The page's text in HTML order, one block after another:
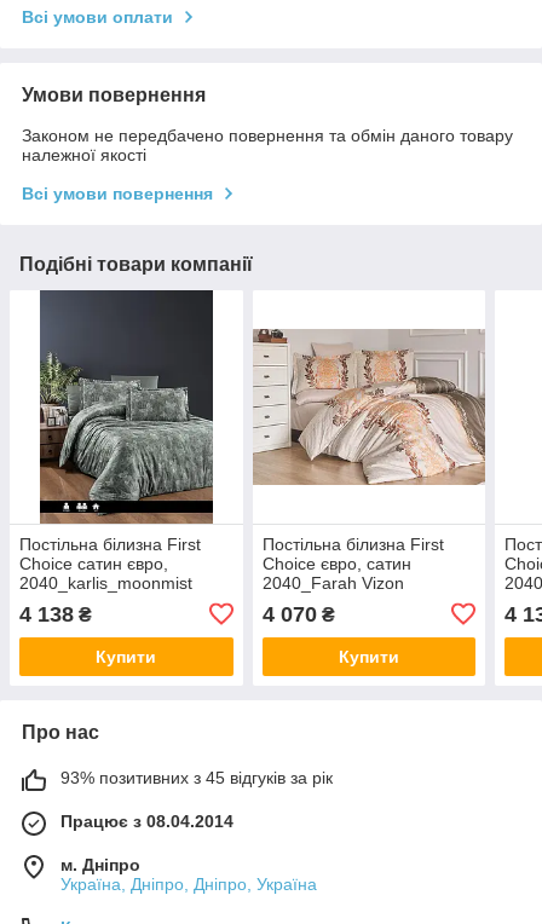
Всі умови оплати
Умови повернення
Законом не передбачено повернення та обмін даного товару
належної якості
Всі умови повернення
Подібні товари компанії
Постільна білизна First
Choice сатин євро,
2040_karlis_moonmist
4 138 ₴
Купити
Постільна білизна First
Choice євро, сатин
2040_Farah Vizon
4 070₴
Купити
4
Про нас
93% позитивних з 45 відгуків за рік
Працює з 08.04.2014
м. Дніпро
Україна, Дніпро, Дніпро, Україна